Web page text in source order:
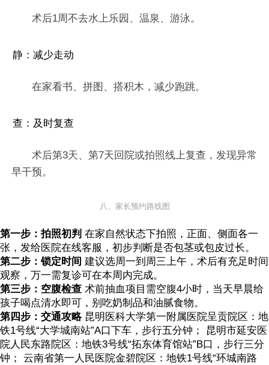
术后1周不去水上乐园、温泉、游泳。
静：减少走动
在家看书、拼图、搭积木，减少跑跳。
查：及时复查
术后第3天、第7天回院或拍照线上复查，发现异常
早干预。
八、家长预约路线图
第一步：拍照初判 在家自然状态下拍照，正面、侧面各一
张，发给医院在线客服，初步判断是否包茎或包皮过长。
第二步：锁定时间 建议选周一到周三上午，术后有充足时间
观察，万一需复诊可在本周内完成。
第三步：空腹检查 术前抽血项目需空腹4小时，当天早晨给
孩子喝点清水即可，别吃奶制品和油腻食物。
第四步：交通攻略昆明医科大学第一附属医院呈贡院区：地
铁1号线“大学城南站”A口下车，步行五分钟； 昆明市延安医
院人民东路院区：地铁3号线“拓东体育馆站”B口，步行三分
钟； 云南省第一人民医院金碧院区：地铁1号线“环城南路